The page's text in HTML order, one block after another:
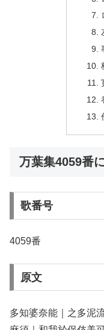
万葉集4059番
歌番号
4059番
原文
多知婆奈能｜之多泥